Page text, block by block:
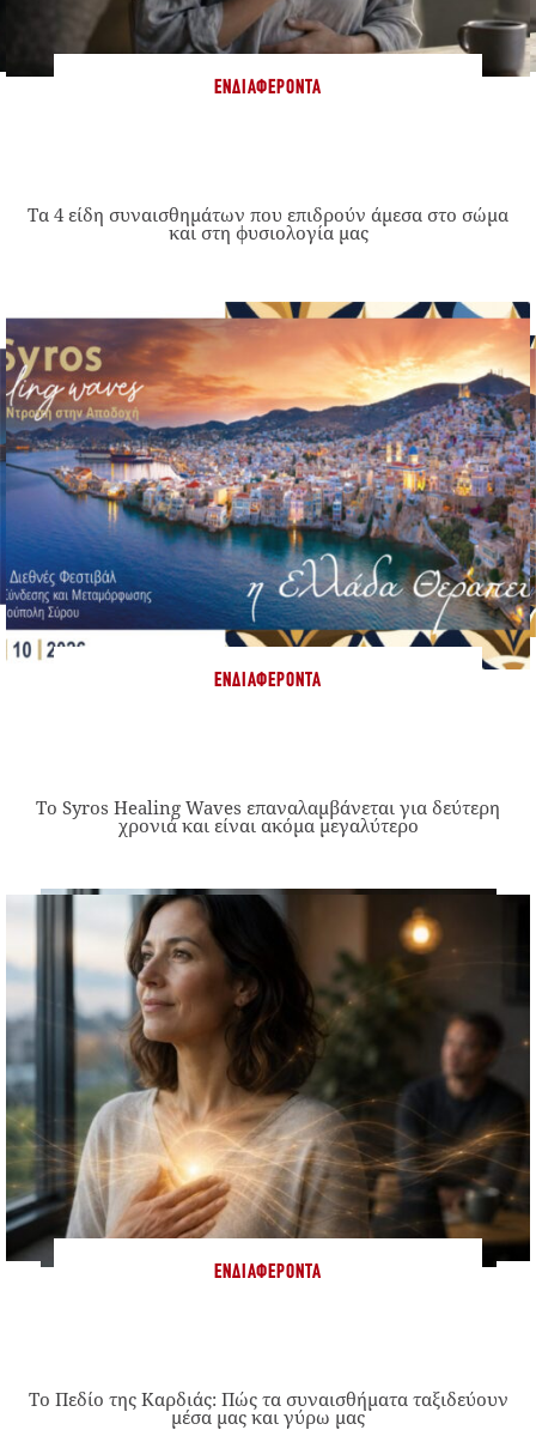
ΕΝΔΙΑΦΈΡΟΝΤΑ
Τα 4 είδη συναισθημάτων που επιδρούν άμεσα στο σώμα
και στη φυσιολογία μας
ΕΝΔΙΑΦΈΡΟΝΤΑ
Το Syros Healing Waves επαναλαμβάνεται για δεύτερη
χρονιά και είναι ακόμα μεγαλύτερο
ΕΝΔΙΑΦΈΡΟΝΤΑ
Το Πεδίο της Καρδιάς: Πώς τα συναισθήματα ταξιδεύουν
μέσα μας και γύρω μας